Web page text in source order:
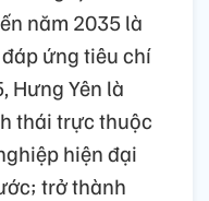
năm 2035 là
ứng tiêu chí
Hưng Yên là
thái trực thuộc
hiện đại
trở thành